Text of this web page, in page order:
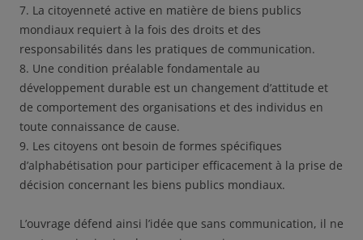
7. La citoyenneté active en matière de biens publics
mondiaux requiert à la fois des droits et des
responsabilités dans les pratiques de communication.
8. Une condition préalable fondamentale au
développement durable est un changement d’attitude et
de comportement des organisations et des individus en
toute connaissance de cause.
9. Les citoyens ont besoin de formes spécifiques
d’alphabétisation pour participer efficacement à la prise de
décision concernant les biens publics mondiaux.
L’ouvrage défend ainsi l’idée que sans communication, il ne